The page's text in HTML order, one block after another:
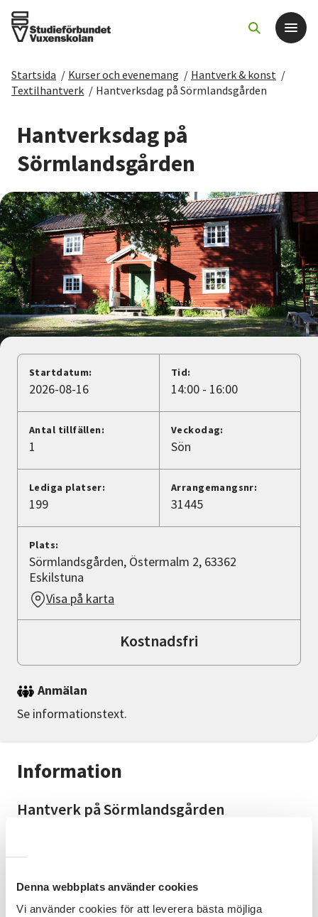
Denna webbplats använder cookies
Vi använder cookies för att leverera bästa möjliga
Det här gör vi
För dig som
Sök kurser och evenemang
Om SV
Starta studiecirkel
Cirkelledare
Nyheter
Avdelningar
Lyssna
Startsida / Kurser och evenemang / Hantverk & konst /
Textilhantverk / Hantverksdag på Sörmlandsgården
Hantverksdag på
Sörmlandsgården
Information
Hantverk på Sörmlandsgården
Göran Axelsson underhåller med dragspelmusik
under Hantverksdagen.
Startdatum:
2026-08-16
Tid:
14:00 - 16:00
Antal tillfällen:
1
Veckodag:
Sön
Lediga platser:
199
Arrangemangsnr:
31445
Plats:
Sörmlandsgården, Östermalm 2, 63362
Eskilstuna
Visa på karta
Kostnadsfri
Anmälan
Se informationstext.